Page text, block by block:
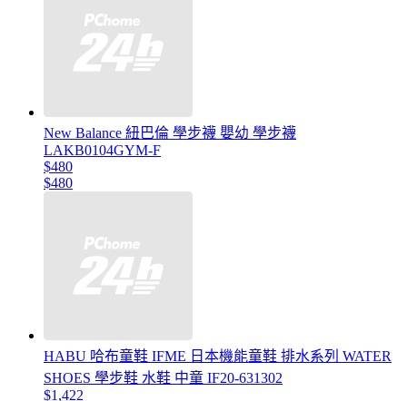
New Balance 紐巴倫 學步襪 嬰幼 學步襪
LAKB0104GYM-F
$480
$480
HABU 哈布童鞋 IFME 日本機能童鞋 排水系列 WATER
SHOES 學步鞋 水鞋 中童 IF20-631302
$1,422